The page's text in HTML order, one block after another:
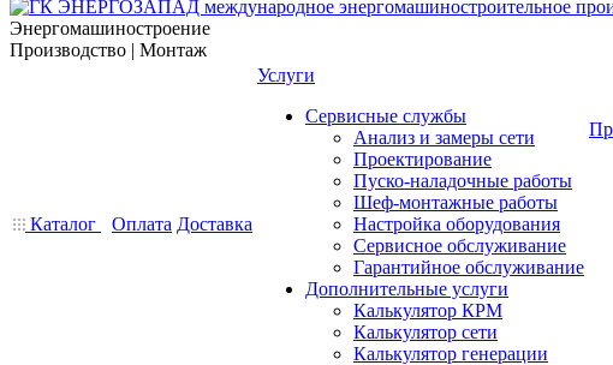
Энергомашиностроение
Производство | Монтаж
Каталог Оплата Доставка
Услуги
Сервисные службы
Анализ и замеры сети
Проектирование
Пуско-наладочные работы
Шеф-монтажные работы
Настройка оборудования
Сервисное обслуживание
Гарантийное обслуживание
Дополнительные услуги
Калькулятор КРМ
Калькулятор сети
Калькулятор генерации